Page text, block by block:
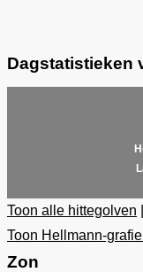
Dagstatistieken
Toon alle hittegolven
Toon Hellmann-
Zon